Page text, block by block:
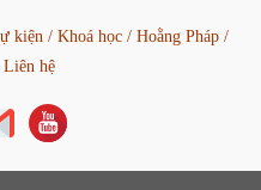
kiện / Khoá học/ Hoằng Pháp/
hệ